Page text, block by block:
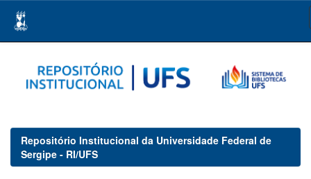
navigation
Repositório Institucional da Universidade Federal de
Sergipe - RI/UFS